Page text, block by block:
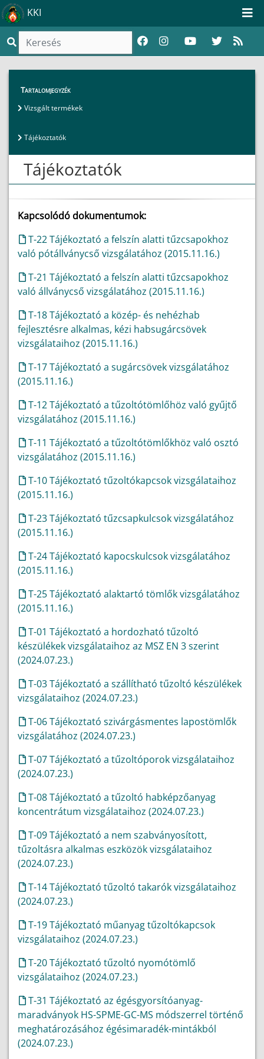
KKI
Termékvizsgálat, tanúsítás
Tájékoztatók
Tartalomjegyzék
Vizsgált termékek
Tájékoztatók
Tájékoztatók
Kapcsolódó dokumentumok:
T-22 Tájékoztató a felszín alatti tűzcsapokhoz
való pótállványcső vizsgálatához (2015.11.16.)
T-21 Tájékoztató a felszín alatti tűzcsapokhoz
való állványcső vizsgálatához (2015.11.16.)
T-18 Tájékoztató a közép- és nehézhab
fejlesztésre alkalmas, kézi habsugárcsövek
vizsgálataihoz (2015.11.16.)
T-17 Tájékoztató a sugárcsövek vizsgálatához
(2015.11.16.)
T-12 Tájékoztató a tűzoltótömlőhöz való gyűjtő
vizsgálatához (2015.11.16.)
T-11 Tájékoztató a tűzoltótömlőkhöz való osztó
vizsgálatához (2015.11.16.)
T-10 Tájékoztató tűzoltókapcsok vizsgálataihoz
(2015.11.16.)
T-23 Tájékoztató tűzcsapkulcsok vizsgálatához
(2015.11.16.)
T-24 Tájékoztató kapocskulcsok vizsgálatához
(2015.11.16.)
T-25 Tájékoztató alaktartó tömlők vizsgálatához
(2015.11.16.)
T-01 Tájékoztató a hordozható tűzoltó
készülékek vizsgálataihoz az MSZ EN 3 szerint
(2024.07.23.)
T-03 Tájékoztató a szállítható tűzoltó készülékek
vizsgálataihoz (2024.07.23.)
T-06 Tájékoztató szivárgásmentes lapostömlők
vizsgálatához (2024.07.23.)
T-07 Tájékoztató a tűzoltóporok vizsgálataihoz
(2024.07.23.)
T-08 Tájékoztató a tűzoltó habképzőanyag
koncentrátum vizsgálataihoz (2024.07.23.)
T-09 Tájékoztató a nem szabványosított,
tűzoltásra alkalmas eszközök vizsgálataihoz
(2024.07.23.)
T-14 Tájékoztató tűzoltó takarók vizsgálataihoz
(2024.07.23.)
T-19 Tájékoztató műanyag tűzoltókapcsok
vizsgálataihoz (2024.07.23.)
T-20 Tájékoztató tűzoltó nyomótömlő
vizsgálataihoz (2024.07.23.)
T-31 Tájékoztató az égésgyorsítóanyag-
maradványok HS-SPME-GC-MS módszerrel történő
meghatározásához égésimaradék-mintákból
(2024.07.23.)